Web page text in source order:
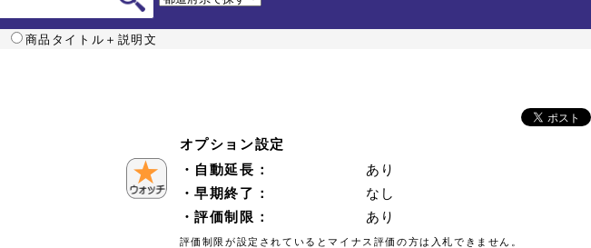
商品タイトル＋説明文
オプション設定
・自動延長：
あり
・早期終了：
なし
・評価制限：
あり
評価制限が設定されているとマイナス評価の方は入札できません。